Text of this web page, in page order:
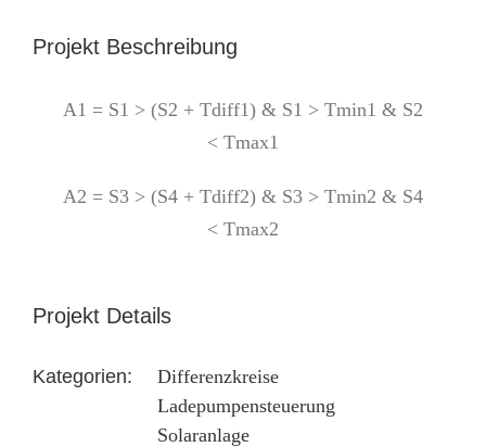
Projekt Beschreibung
A1 = S1 > (S2 + Tdiff1) & S1 > Tmin1 & S2
< Tmax1
A2 = S3 > (S4 + Tdiff2) & S3 > Tmin2 & S4
< Tmax2
Projekt Details
Kategorien:
Differenzkreise
Ladepumpensteuerung
Solaranlage